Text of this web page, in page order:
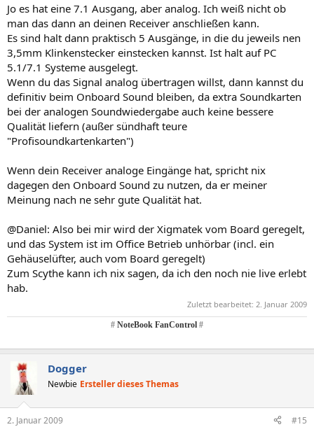
Jo es hat eine 7.1 Ausgang, aber analog. Ich weiß nicht ob
man das dann an deinen Receiver anschließen kann.
Es sind halt dann praktisch 5 Ausgänge, in die du jeweils nen
3,5mm Klinkenstecker einstecken kannst. Ist halt auf PC
5.1/7.1 Systeme ausgelegt.
Wenn du das Signal analog übertragen willst, dann kannst du
definitiv beim Onboard Sound bleiben, da extra Soundkarten
bei der analogen Soundwiedergabe auch keine bessere
Qualität liefern (außer sündhaft teure
"Profisoundkartenkarten")
Wenn dein Receiver analoge Eingänge hat, spricht nix
dagegen den Onboard Sound zu nutzen, da er meiner
Meinung nach ne sehr gute Qualität hat.
@Daniel: Also bei mir wird der Xigmatek vom Board geregelt,
und das System ist im Office Betrieb unhörbar (incl. ein
Gehäuselüfter, auch vom Board geregelt)
Zum Scythe kann ich nix sagen, da ich den noch nie live erlebt
hab.
Zuletzt bearbeitet: 2. Januar 2009
# NoteBook FanControl #
Dogger
Newbie Ersteller dieses Themas
2. Januar 2009 #15